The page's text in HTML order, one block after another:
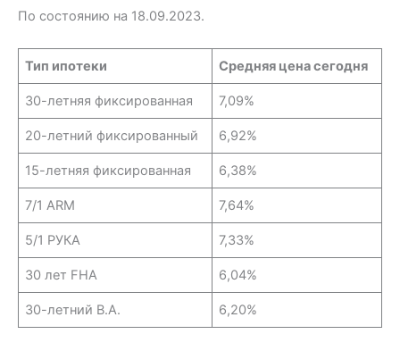
По состоянию на 18.09.2023.
Тип ипотеки Средняя цена сегодня
30-летняя фиксированная 7,09%
20-летний фиксированный 6,92%
15-летняя фиксированная 6,38%
7/1 ARM 7,64%
5/1 РУКА 7,33%
30 лет FHA 6,04%
30-летний В.А. 6,20%